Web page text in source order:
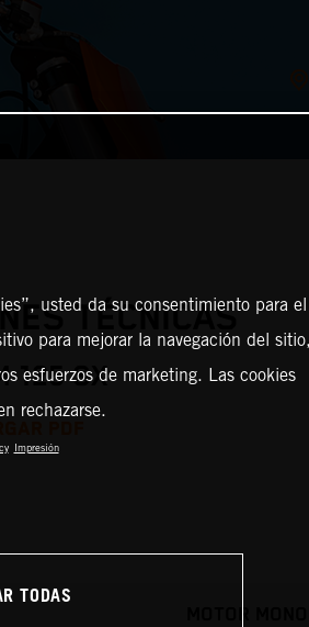
TÉCNICAS
125 SX
MOTOR
usted da su consentimiento para el
para mejorar la navegación del sitio,
esfuerzos de marketing. Las cookies
rechazarse.
Impresión
TODAS